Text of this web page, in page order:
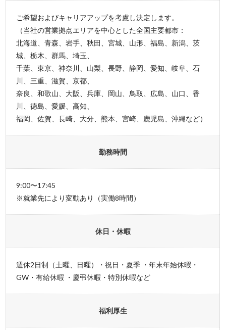
ご希望およびキャリアアップを考慮し決定します。
（当社の営業拠点エリアを中心とした全国主要都市：
北海道、青森、岩手、秋田、宮城、山形、福島、新潟、茨
城、栃木、群馬、埼玉、
千葉、東京、神奈川、山梨、長野、静岡、愛知、岐阜、石
川、三重、滋賀、京都、
奈良、和歌山、大阪、兵庫、岡山、鳥取、広島、山口、香
川、徳島、愛媛、高知、
福岡、佐賀、長崎、大分、熊本、宮崎、鹿児島、沖縄など）
勤務時間
9:00〜17:45
※就業先により変動あり（実働8時間）
休日・休暇
週休2日制（土曜、日曜）・祝日・夏季 ・年末年始休暇・
GW・有給休暇 ・慶弔休暇・特別休暇など
福利厚生